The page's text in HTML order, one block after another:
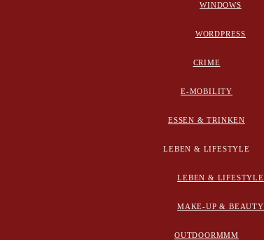
WINDOWS
WORDPRESS
CRIME
E-MOBILITY
ESSEN & TRINKEN
LEBEN & LIFESTYLE
LEBEN & LIFESTYLE
MAKE-UP & BEAUTY
OUTDOORMMM